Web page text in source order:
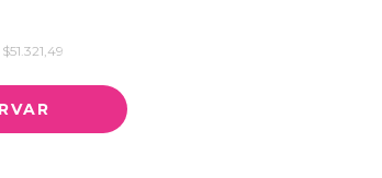
$51.321,49